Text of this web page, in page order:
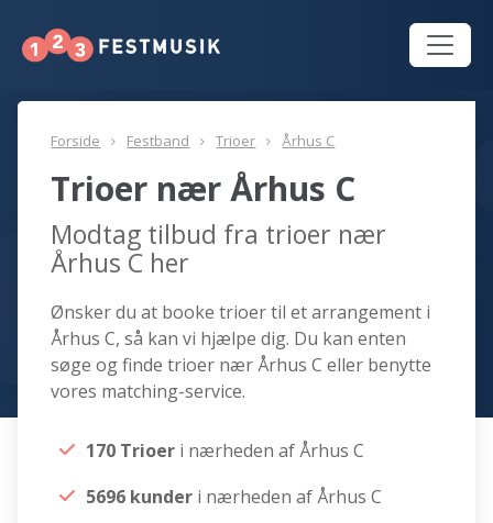
Forside Festband Trioer Århus C
Trioer nær Århus C
Modtag tilbud fra trioer nær
Århus C her
Ønsker du at booke trioer til et arrangement i
Århus C, så kan vi hjælpe dig. Du kan enten
søge og finde trioer nær Århus C eller benytte
vores matching-service.
170 Trioer i nærheden af Århus C
5696 kunder i nærheden af Århus C